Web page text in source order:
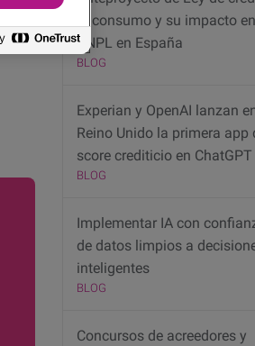
al consumo y su impacto
BNPL en España
BLOG
Experian y OpenAI lanzan
Reino Unido la primera app
score crediticio en ChatGPT
BLOG
Implementar IA con
de datos limpios a
inteligentes
BLOG
Concursos de acreedores y